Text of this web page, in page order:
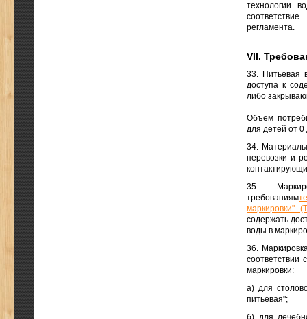
технологии
регламента.
VII.
33. Питьевая
доступа к
либо
Объем
для детей от
34.
перевозки и
35.
требованиям
маркировки"
содержать
воды в
36.
соответствии
маркировки:
а) для
питьевая";
б) для